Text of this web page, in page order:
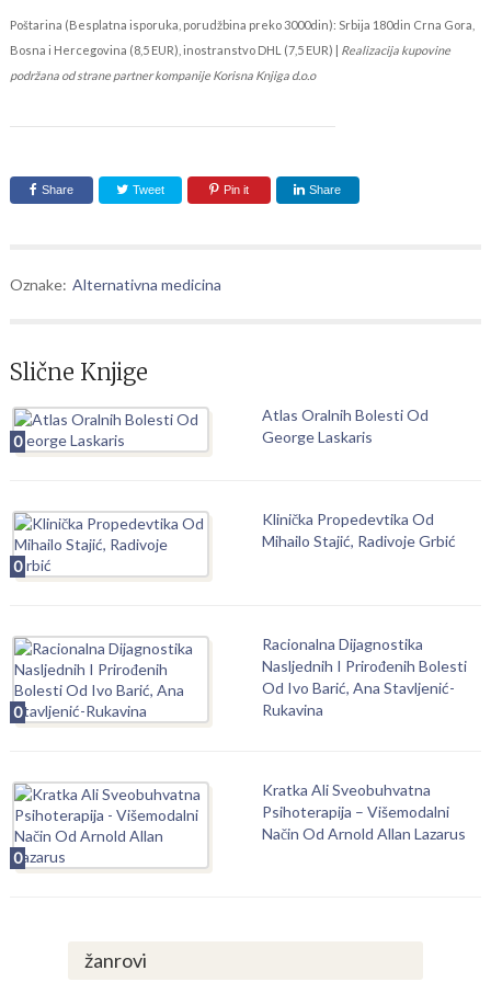
Poštarina (Besplatna isporuka, porudžbina preko 3000din): Srbija 180din Crna Gora,
Bosna i Hercegovina (8,5 EUR), inostranstvo DHL (7,5 EUR) | Realizacija kupovine
podržana od strane partner kompanije Korisna Knjiga d.o.o
Share Tweet Pin it Share
Oznake: Alternativna medicina
Slične Knjige
0
Atlas Oralnih Bolesti Od
George Laskaris
0
Klinička Propedevtika Od
Mihailo Stajić, Radivoje Grbić
0
Racionalna Dijagnostika
Nasljednih I Prirođenih Bolesti
Od Ivo Barić, Ana Stavljenić-
Rukavina
0
Kratka Ali Sveobuhvatna
Psihoterapija – Višemodalni
Način Od Arnold Allan Lazarus
žanrovi